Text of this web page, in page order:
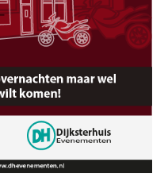
Juni – TT
2024